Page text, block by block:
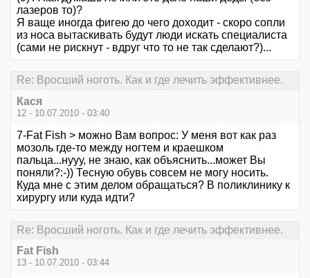
лазеров то)?
Я ваще иногда фигею до чего доходит - скоро сопли
из носа вытаскивать будут люди искать специалиста
(сами не рискнут - вдруг что то не так сделают?)...
Re: Вросший ноготь. Как и где лечить эффективнее.
Кася
12 - 10.07.2010 - 03:40
7-Fat Fish > можно Вам вопрос: У меня вот как раз
мозоль где-то между ногтем и краешком
пальца...нууу, не знаю, как объяснить...может Вы
поняли?:-)) Тесную обувь совсем не могу носить.
Куда мне с этим делом обращаться? В поликлинику к
хирургу или куда идти?
Re: Вросший ноготь. Как и где лечить эффективнее.
Fat Fish
13 - 10.07.2010 - 03:44